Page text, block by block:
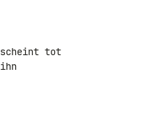
scheint tot